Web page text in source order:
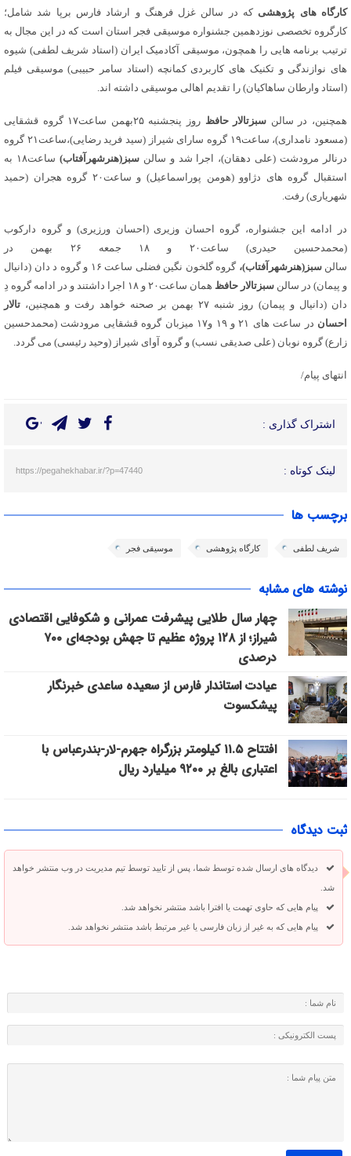
کارگاه های پژوهشی که در سالن غزل فرهنگ و ارشاد فارس برپا شد شامل؛
کارگروه تخصصی نوزدهمین جشنواره موسیقی فجر استان است که در این مجال به
ترتیب برنامه هایی را همچون، موسیقی آکادمیک ایران (استاد شریف لطفی) شیوه
های نوازندگی و تکنیک های کاربردی کمانچه (استاد سامر حبیبی) موسیقی فیلم
(استاد وارطان ساهاکیان) را تقدیم اهالی موسیقی داشته اند.
همچنین، در سالن سبزتالار حافظ
روز پنجشنبه ۲۵بهمن ساعت۱۷ گروه قشقایی
(مسعود نامداری)، ساعت۱۹ گروه سارای شیراز (سید فرید رضایی)،ساعت۲۱ گروه
درنالر مرودشت (علی دهقان)، اجرا شد و سالنسبز(هنرشهرآفتاب)
ساعت۱۸ به
استقبال گروه های دژاوو (هومن پوراسماعیل) و ساعت۲۰ گروه هجران (حمید
شهریاری) رفت.
در ادامه این جشنواره، گروه احسان وزیری (احسان ورزیری) و گروه دارکوب
(محمدحسین حیدری) ساعت۲۰ و ۱۸ جمعه ۲۶ بهمن در
سالنسبز(هنرشهرآفتاب)،
گروه گلخون نگین فضلی ساعت ۱۶ و گروه د دان (دانیال
و پیمان) در سالن سبزتالار حافظ
همان ساعت۲۰ و ۱۸ اجرا داشتند و در ادامه گروه دِ
دان (دانیال و پیمان) روز شنبه ۲۷ بهمن بر صحنه خواهد رفت و همچنین،
تالار
احسان
در ساعت های ۲۱ و ۱۹ و۱۷ میزبان گروه قشقایی مرودشت (محمدحسین
زارع) گروه نوبان (علی صدیقی نسب) و گروه آوای شیراز (وحید رئیسی) می گردد.
انتهای پیام/
اشتراک گذاری :
لینک کوتاه : https://pegahekhabar.ir/?p=47440
برچسب ها
شریف لطفی کارگاه پژوهشی موسیقی فجر
نوشته های مشابه
چهار سال طلایی پیشرفت عمرانی و شکوفایی اقتصادی
شیراز؛ از ۱۲۸ پروژه عظیم تا جهش بودجه‌ای ۷۰۰
درصدی
عیادت استاندار فارس از سعیده ساعدی خبرنگار
پیشکسوت
افتتاح ۱۱.۵ کیلومتر بزرگراه جهرم-لار-بندرعباس با
اعتباری بالغ بر ۹۲۰۰ میلیارد ریال
ثبت دیدگاه
دیدگاه های ارسال شده توسط شما، پس از تایید توسط تیم مدیریت در وب منتشر خواهد
شد.
پیام هایی که حاوی تهمت یا افترا باشد منتشر نخواهد شد.
پیام هایی که به غیر از زبان فارسی یا غیر مرتبط باشد منتشر نخواهد شد.